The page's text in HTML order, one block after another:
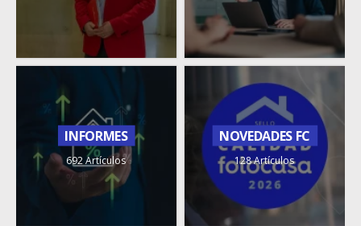
INFORMES
692 Artículos
NOVEDADES FC
128 Artículos